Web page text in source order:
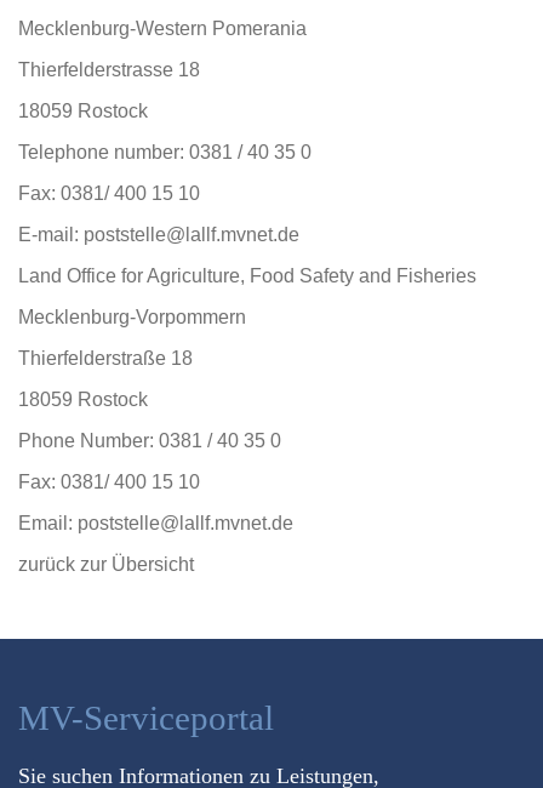
Mecklenburg-Western Pomerania
Thierfelderstrasse 18
18059 Rostock
Telephone number: 0381 / 40 35 0
Fax: 0381/ 400 15 10
E-mail: poststelle@lallf.mvnet.de
Land Office for Agriculture, Food Safety and Fisheries
Mecklenburg-Vorpommern
Thierfelderstraße 18
18059 Rostock
Phone Number: 0381 / 40 35 0
Fax: 0381/ 400 15 10
Email: poststelle@lallf.mvnet.de
zurück zur Übersicht
MV-Serviceportal
Sie suchen Informationen zu Leistungen,